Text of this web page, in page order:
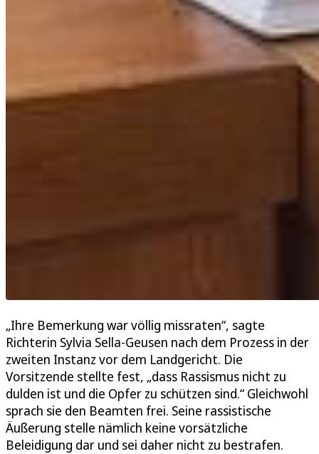
„Ihre Bemerkung war völlig missraten“, sagte
Richterin Sylvia Sella-Geusen nach dem Prozess in der
zweiten Instanz vor dem Landgericht. Die
Vorsitzende stellte fest, „dass Rassismus nicht zu
dulden ist und die Opfer zu schützen sind.“ Gleichwohl
sprach sie den Beamten frei. Seine rassistische
Äußerung stelle nämlich keine vorsätzliche
Beleidigung dar und sei daher nicht zu bestrafen.